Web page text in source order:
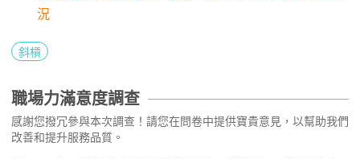
況
斜槓
職場力滿意度調查
感謝您撥冗參與本次調查！請您在問卷中提供寶貴意見，以幫助我們
改善和提升服務品質。